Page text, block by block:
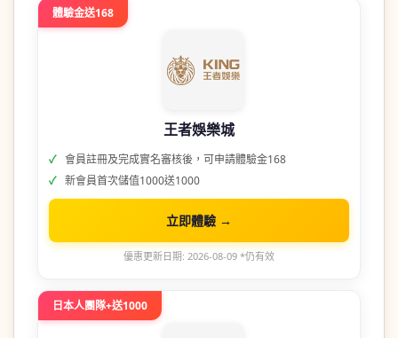
體驗金送168
王者娛樂城
會員註冊及完成實名審核後，可申請體驗金168
新會員首次儲值1000送1000
立即體驗 →
優惠更新日期: 2026-08-09 *仍有效
日本人團隊+送1000